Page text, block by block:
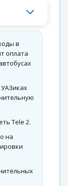
в
оплата
Tele 2.
на